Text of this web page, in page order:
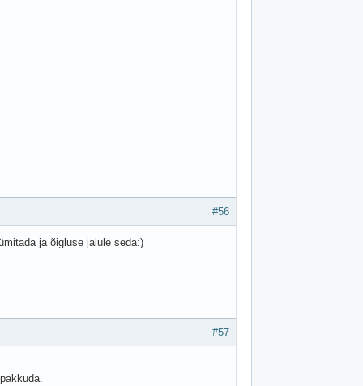
#56
ja õigluse jalule seda:)
#57